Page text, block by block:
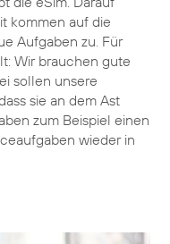
kommen auf die
Aufgaben zu. Für
Wir brauchen gute
sollen unsere
sie an dem Ast
zum Beispiel einen
wieder in